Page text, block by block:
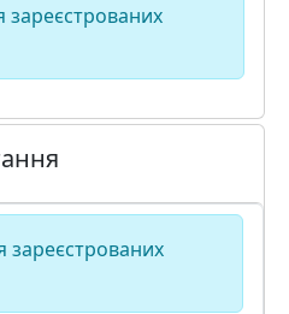
зареєстрованих
зареєстрованих